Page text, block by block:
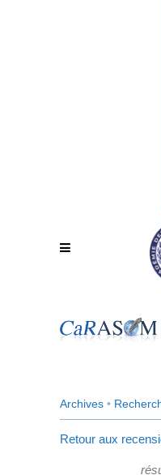
Archives •
Retour aux